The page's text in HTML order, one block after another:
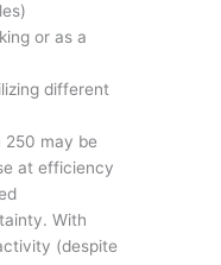
or as a
different
250 may be
at efficiency
With
(despite